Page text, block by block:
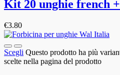
Kit 20 unghie french
€3.80
Scegli Questo prodotto ha più
scelte nella pagina del prodotto